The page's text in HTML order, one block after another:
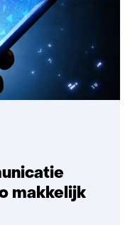
makkelijk